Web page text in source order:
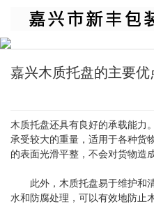
嘉兴木质托盘的主要优
木质托盘还具有良好的承载能力
承受较大的重量，适用于各种货
的表面光滑平整，不会对货物造
此外，木质托盘易于维护和
水和防腐处理，可以有效地防止